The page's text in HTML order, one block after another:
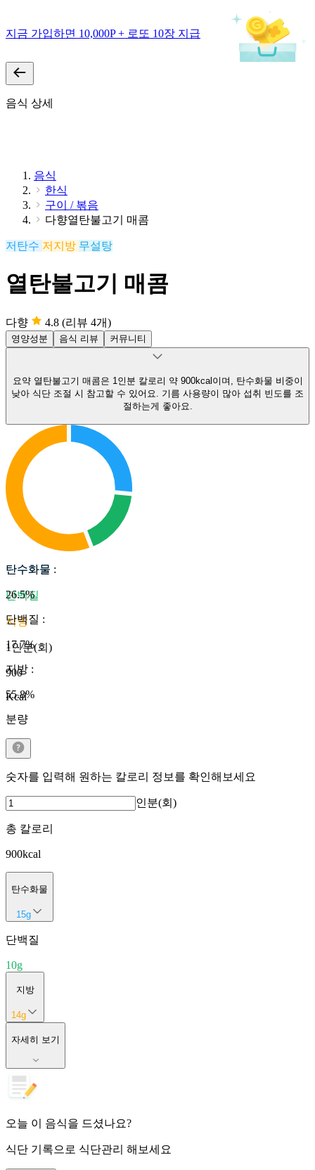
지금 가입하면 10,000P + 로또 10장 지급
음식 상세
음식
한식
구이 / 볶음
다향열탄불고기 매콤
저탄수 저지방 무설탕
열탄불고기 매콤
다향 4.8 (리뷰 4개)
영양성분 음식 리뷰 커뮤니티
요약 열탄불고기 매콤은 1인분 칼로리 약 900kcal이며, 탄수화물 비중이
낮아 식단 조절 시 참고할 수 있어요. 기름 사용량이 많아 섭취 빈도를 조
절하는게 좋아요.
탄수화물
단백질
지방
1인분(회)
900
Kcal
탄수화물 :
26.5%
단백질 :
17.7%
지방 :
55.8%
분량
숫자를 입력해 원하는 칼로리 정보를 확인해보세요
인분(회)
총 칼로리
900kcal
탄수화물
15g
단백질
10g
지방
14g
자세히 보기
오늘 이 음식을 드셨나요?
식단 기록으로 식단관리 해보세요